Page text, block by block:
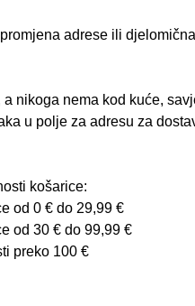
adrese ili
nikoga nema kod kuće,
u polje za adresu za
košarice:
od 0 € do 29,99 €
od 30 € do 99,99 €
preko 100 €